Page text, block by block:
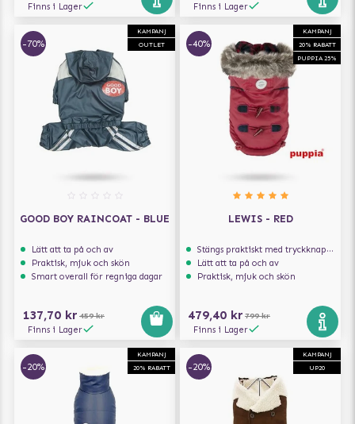
Finns i Lager Finns i Lager
KAMPANJ
OUTLET
-70%
GOOD BOY RAINCOAT - BLUE
Lätt att ta på och av
Praktisk, mjuk och skön
Smart overall för regniga dagar
137,70 kr 459 kr
Finns i Lager
KAMPANJ
20% RABATT
PUPPIA 25%
-40%
LEWIS - RED
Stängs praktiskt med tryckknappar
Lätt att ta på och av
Praktisk, mjuk och skön
479,40 kr 799 kr
Finns i Lager
KAMPANJ
20% RABATT
-20%
KAMPANJ
UP20
-20%